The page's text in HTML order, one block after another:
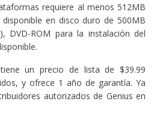
requiere al menos 512MB
en disco duro de 500MB
DVD-ROM para la instalación del
un precio de lista de $39.99
y ofrece 1 año de garantía. Ya
autorizados de Genius en